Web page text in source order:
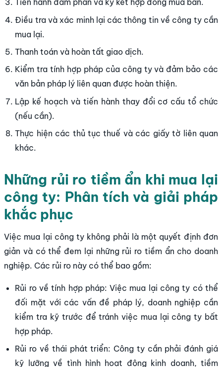
Tiến hành đàm phán và ký kết hợp đồng mua bán.
Điều tra và xác minh lại các thông tin về công ty cần
mua lại.
Thanh toán và hoàn tất giao dịch.
Kiểm tra tính hợp pháp của công ty và đảm bảo các
văn bản pháp lý liên quan được hoàn thiện.
Lập kế hoạch và tiến hành thay đổi cơ cấu tổ chức
(nếu cần).
Thực hiện các thủ tục thuế và các giấy tờ liên quan
khác.
Những rủi ro tiềm ẩn khi mua lại
công ty: Phân tích và giải pháp
khắc phục
Việc mua lại công ty không phải là một quyết định đơn
giản và có thể đem lại những rủi ro tiềm ẩn cho doanh
nghiệp. Các rủi ro này có thể bao gồm:
Rủi ro về tính hợp pháp: Việc mua lại công ty có thể
đối mặt với các vấn đề pháp lý, doanh nghiệp cần
kiểm tra kỹ trước để tránh việc mua lại công ty bất
hợp pháp.
Rủi ro về thái phát triển: Công ty cần phải đánh giá
kỹ lưỡng về tình hình hoạt động kinh doanh, tiềm